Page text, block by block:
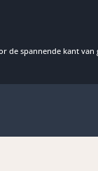
de spannende kant van